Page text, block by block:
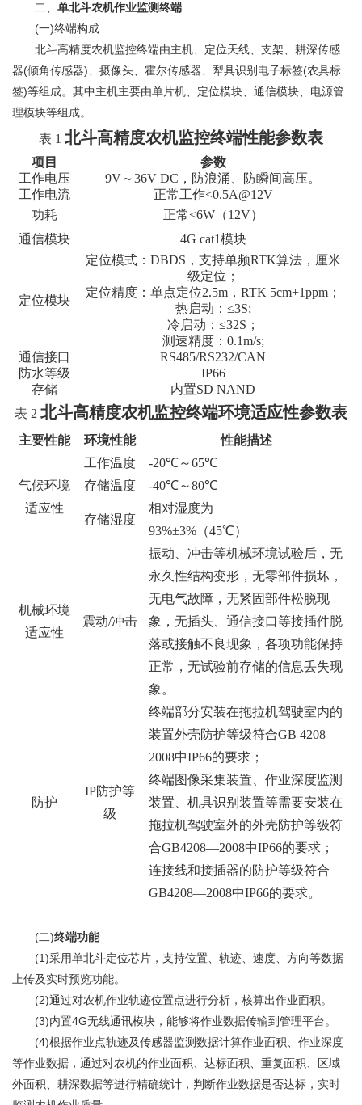
二、 单北斗农机作业监测终端
(一)终端构成
北斗高精度农机监控终端由主机、定位天线、支架、耕深传感
器(倾角传感器)、摄像头、霍尔传感器、犁具识别电子标签(农具标
签)等组成。其中主机主要由单片机、定位模块、通信模块、电源管
理模块等组成。
表 1 北斗高精度农机监控终端性能参数表
项目
参数
工作电压
9V～36V DC，防浪涌、防瞬间高压。
工作电流
正常工作<0.5A@12V
功耗
正常<6W（12V）
通信模块
4G cat1模块
定位模块
定位模式： DBDS ，支持单频RTK算法，厘米
级定位；
定位精度：单点定位2.5m，RTK 5cm+1ppm；
热启动： ≤3S;
冷启动： ≤32S；
测速精度： 0.1m/s;
通信接口
RS485/RS232/CAN
防水等级
IP66
存储
内置SD NAND
表 2 北斗高精度农机监控终端环境适应性参数表
主要性能 环境性能 性能描述
气候环境
适应性
工作温度
-20℃～65℃
存储温度
-40℃～80℃
存储湿度
相对湿度为
93%±3%（45℃）
机械环境
适应性
震动/冲击
振动、冲击等机械环境试验后，无
永久性结构变形，无零部件损坏，
无电气故障，无紧固部件松脱现
象，无插头、通信接口等接插件脱
落或接触不良现象，各项功能保持
正常，无试验前存储的信息丢失现
象。
防护
IP防护等
级
终端部分安装在拖拉机驾驶室内的
装置外壳防护等级符合GB 4208—
2008中IP66的要求；
终端图像采集装置、作业深度监测
装置、机具识别装置等需要安装在
拖拉机驾驶室外的外壳防护等级符
合GB4208—2008中IP66的要求；
连接线和接插器的防护等级符合
GB4208—2008中IP66的要求。
(二)终端功能
(1)采用单北斗定位芯片，支持位置、轨迹、速度、方向等数据
上传及实时预览功能。
(2)通过对农机作业轨迹位置点进行分析，核算出作业面积。
(3)内置4G无线通讯模块，能够将作业数据传输到管理平台。
(4)根据作业点轨迹及传感器监测数据计算作业面积、作业深度
等作业数据，通过对农机的作业面积、达标面积、重复面积、区域
外面积、耕深数据等进行精确统计，判断作业数据是否达标，实时